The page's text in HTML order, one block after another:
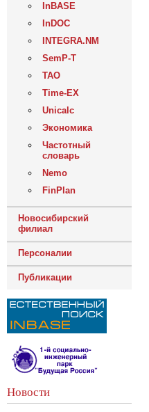
InBASE
InDOC
INTEGRA.NM
SemP-T
ТАО
Time-EX
Unicalc
Экономика
Частотный
словарь
Nemo
FinPlan
Новосибирский
филиал
Персоналии
Публикации
Новости